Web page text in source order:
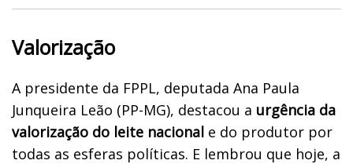
Valorização
A presidente da FPPL, deputada Ana Paula
Junqueira Leão (PP-MG), destacou a urgência da
valorização do leite nacional e do produtor por
todas as esferas políticas. E lembrou que hoje, a